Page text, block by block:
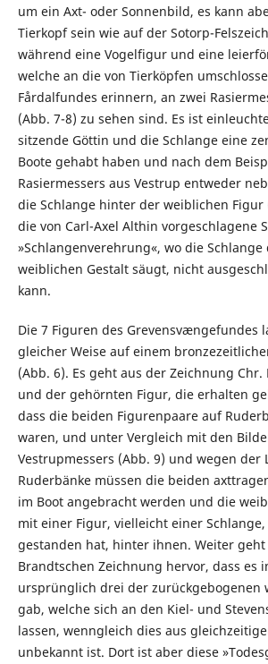
um ein Axt- oder Sonnenbild, es kann
Tierkopf sein wie auf der Sotorp-
während eine Vogelfigur und eine
welche an die von Tierköpfen
Fårdalfundes erinnern, an zwei
(Abb. 7-8) zu sehen sind. Es ist
sitzende Göttin und die Schlange eine
Boote gehabt haben und nach dem
Rasiermessers aus Vestrup entweder
die Schlange hinter der weiblichen Figur
die von Carl-Axel Althin vorgeschlagene
»Schlangenverehrung«, wo die
weiblichen Gestalt säugt, nicht
kann.
Die 7 Figuren des Grevensvængefundes
gleicher Weise auf einem
(Abb. 6). Es geht aus der Zeichnung Chr.
und der gehörnten Figur, die erhalten
dass die beiden Figurenpaare auf
waren, und unter Vergleich mit den
Vestrupmessers (Abb. 9) und wegen der
Ruderbänke müssen die beiden
im Boot angebracht werden und die
mit einer Figur, vielleicht einer Schlange,
gestanden hat, hinter ihnen. Weiter geht
Brandtschen Zeichnung hervor, dass es
ursprünglich drei der zurückgebogenen
gab, welche sich an den Kiel- und
lassen, wenngleich dies aus
unbekannt ist. Dort ist aber diese